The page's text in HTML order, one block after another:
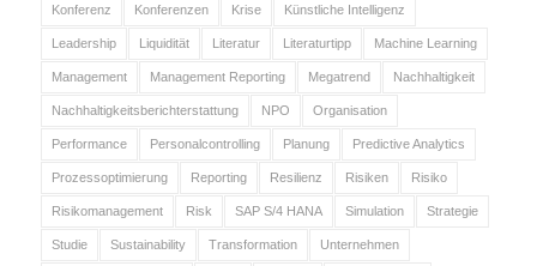
Konferenz Konferenzen Krise Künstliche Intelligenz
Leadership Liquidität Literatur Literaturtipp Machine Learning
Management Management Reporting Megatrend Nachhaltigkeit
Nachhaltigkeitsberichterstattung NPO Organisation
Performance Personalcontrolling Planung Predictive Analytics
Prozessoptimierung Reporting Resilienz Risiken Risiko
Risikomanagement Risk SAP S/4 HANA Simulation Strategie
Studie Sustainability Transformation Unternehmen